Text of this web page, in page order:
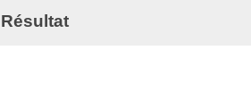
Résultat